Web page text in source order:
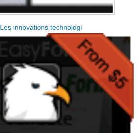
Les innovations technologi